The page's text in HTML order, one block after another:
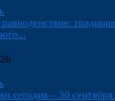
сегодня – 30